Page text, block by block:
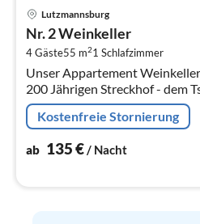
Lutzmannsburg
Nr. 2 Weinkeller
4 Gäste55 m21 Schlafzimmer
Unser Appartement
200 Jährigen Streckhof - dem
es Platz für bis zu 4 Personen -
und 2 Kinder.
Kostenfreie Stornierung
ab 135€/ Nacht